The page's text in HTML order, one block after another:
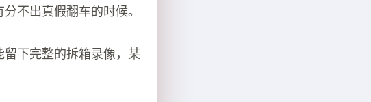
不出真假翻车的时候。
下完整的拆箱录像，某